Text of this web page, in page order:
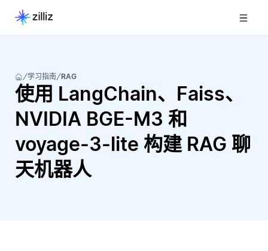
学习指南 RAG
使用 LangChain、Faiss、
NVIDIA BGE-M3 和
voyage-3-lite 构建 RAG 聊
天机器人